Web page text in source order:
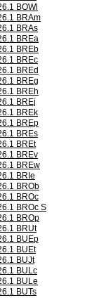
BOWl
BRAm
BRAs
BREa
BREb
BREc
BREd
BREg
BREh
BREj
BREk
BREp
BREs
BREt
BREv
BREw
BRIe
BROb
BROc
BROc S
BROp
BRUt
BUEp
BUEt
BUJt
BULc
BULe
BUTs